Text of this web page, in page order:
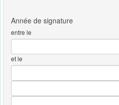
entre le
et le